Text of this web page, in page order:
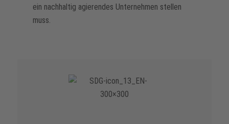
ein nachhaltig agierendes Unternehmen stellen
muss.